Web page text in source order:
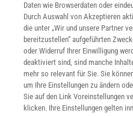
WEBSEITEN
KielSCN
Wissenschaft in die Schulen
SciLogs
Uns finden Sie auch hier:
Daten wie Browserdaten oder
Durch Auswahl von Akzeptieren
die unter „Wir und unsere Partner
bereitzustellen“ aufgeführten
oder Widerruf Ihrer Einwilligung
deaktiviert sind, sind manche
mehr so relevant für Sie. Sie
um Ihre Einstellungen zu ändern
Sie auf den Link Voreinstellungen
klicken. Ihre Einstellungen gelten